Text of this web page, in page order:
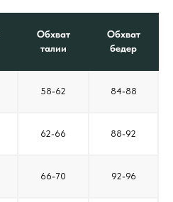
Обхват
талии
Обхват
бедер
58-62 84-88
62-66 88-92
66-70 92-96